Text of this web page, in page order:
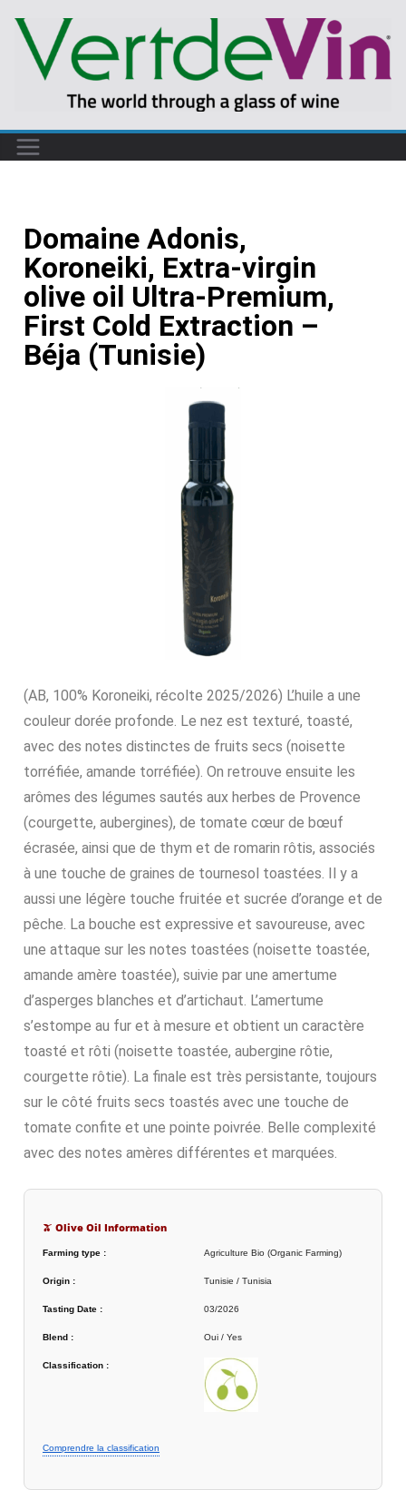
Domaine Adonis,
Koroneiki, Extra-virgin
olive oil Ultra-Premium,
First Cold Extraction –
Béja (Tunisie)
(AB, 100% Koroneiki, récolte 2025/2026) L’huile a une
couleur dorée profonde. Le nez est texturé, toasté,
avec des notes distinctes de fruits secs (noisette
torréfiée, amande torréfiée). On retrouve ensuite les
arômes des légumes sautés aux herbes de Provence
(courgette, aubergines), de tomate cœur de bœuf
écrasée, ainsi que de thym et de romarin rôtis, associés
à une touche de graines de tournesol toastées. Il y a
aussi une légère touche fruitée et sucrée d’orange et de
pêche. La bouche est expressive et savoureuse, avec
une attaque sur les notes toastées (noisette toastée,
amande amère toastée), suivie par une amertume
d’asperges blanches et d’artichaut. L’amertume
s’estompe au fur et à mesure et obtient un caractère
toasté et rôti (noisette toastée, aubergine rôtie,
courgette rôtie). La finale est très persistante, toujours
sur le côté fruits secs toastés avec une touche de
tomate confite et une pointe poivrée. Belle complexité
avec des notes amères différentes et marquées.
🫒 Olive Oil Information
Farming type : Agriculture Bio (Organic Farming)
Origin : Tunisie / Tunisia
Tasting Date : 03/2026
Blend : Oui / Yes
Classification :
Comprendre la classification